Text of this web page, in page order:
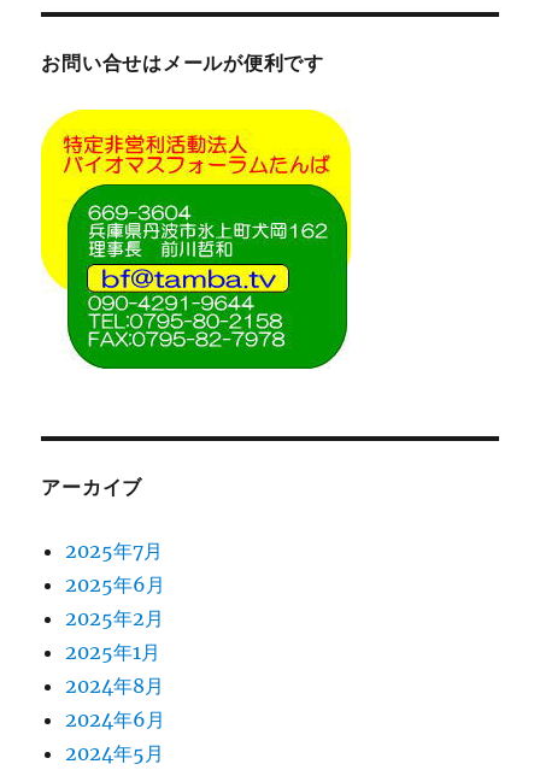
お問い合せはメールが便利です
アーカイブ
2025年7月
2025年6月
2025年2月
2025年1月
2024年8月
2024年6月
2024年5月